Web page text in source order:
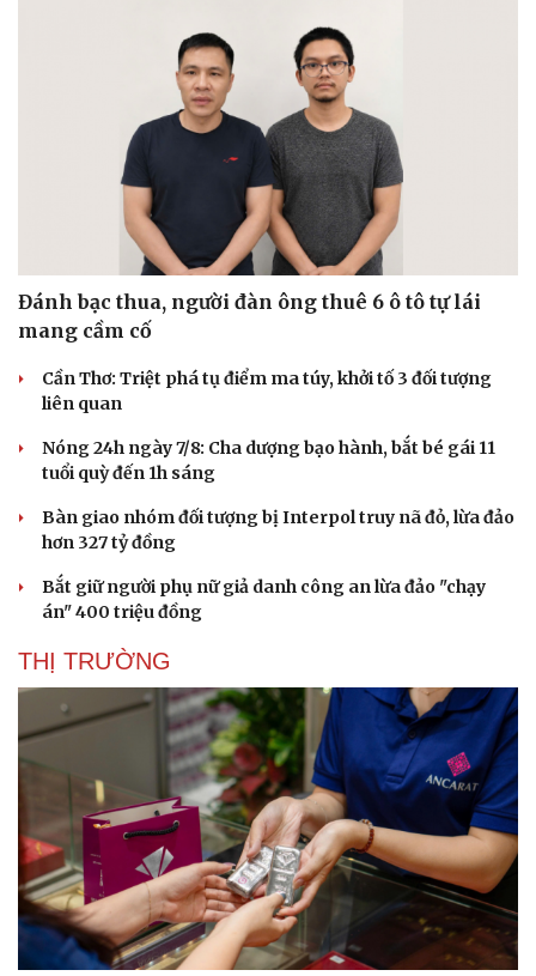
Sân khấu - Điện ảnh
Văn học
Âm nhạc
Di sản
Giải trí
Thời trang
Đánh bạc thua, người đàn ông thuê 6 ô tô tự lái
mang cầm cố
Cần Thơ: Triệt phá tụ điểm ma túy, khởi tố 3 đối tượng
liên quan
Nóng 24h ngày 7/8: Cha dượng bạo hành, bắt bé gái 11
tuổi quỳ đến 1h sáng
Bàn giao nhóm đối tượng bị Interpol truy nã đỏ, lừa đảo
hơn 327 tỷ đồng
Bắt giữ người phụ nữ giả danh công an lừa đảo "chạy
án" 400 triệu đồng
THỊ TRƯỜNG